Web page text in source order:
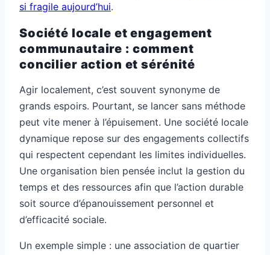
si fragile aujourd’hui.
Société locale et engagement
communautaire : comment
concilier action et sérénité
Agir localement, c’est souvent synonyme de
grands espoirs. Pourtant, se lancer sans méthode
peut vite mener à l’épuisement. Une société locale
dynamique repose sur des engagements collectifs
qui respectent cependant les limites individuelles.
Une organisation bien pensée inclut la gestion du
temps et des ressources afin que l’action durable
soit source d’épanouissement personnel et
d’efficacité sociale.
Un exemple simple : une association de quartier